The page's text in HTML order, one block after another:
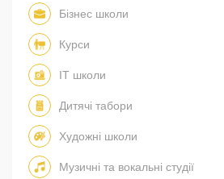
Бізнес школи
Курси
IT школи
Дитячі табори
Художні школи
Музичні та вокальні студії